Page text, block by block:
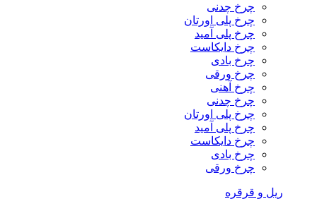
چرخ چدنی
چرخ پلی اورتان
چرخ پلی آمید
چرخ دایکاست
چرخ بادی
چرخ ورقی
چرخ آهنی
چرخ چدنی
چرخ پلی اورتان
چرخ پلی آمید
چرخ دایکاست
چرخ بادی
چرخ ورقی
ریل و قرقره